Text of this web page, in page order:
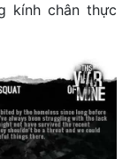
kính chân thực